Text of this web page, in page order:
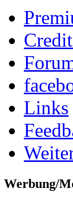
Links
Werbung/